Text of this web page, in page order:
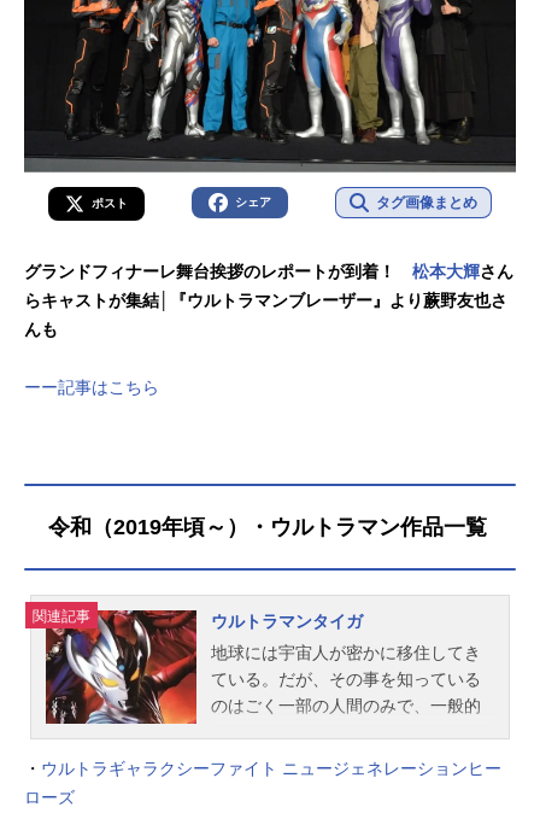
ポスト シェア タグ画像まとめ
グランドフィナーレ舞台挨拶のレポートが到着！ 松本大輝さん
らキャストが集結│『ウルトラマンブレーザー』より蕨野友也さ
んも
ーー記事はこちら
令和（2019年頃～）・ウルトラマン作品一覧
関連記事
ウルトラマンタイガ
地球には宇宙人が密かに移住してき
ている。だが、その事を知っている
のはごく一部の人間のみで、一般的
中で、主人公の工藤ヒロユキは、宇
・ ウルトラギャラクシーファイト ニュージェネレーションヒー
ローズ